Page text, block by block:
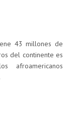
43 millones de
del continente es
afroamericanos